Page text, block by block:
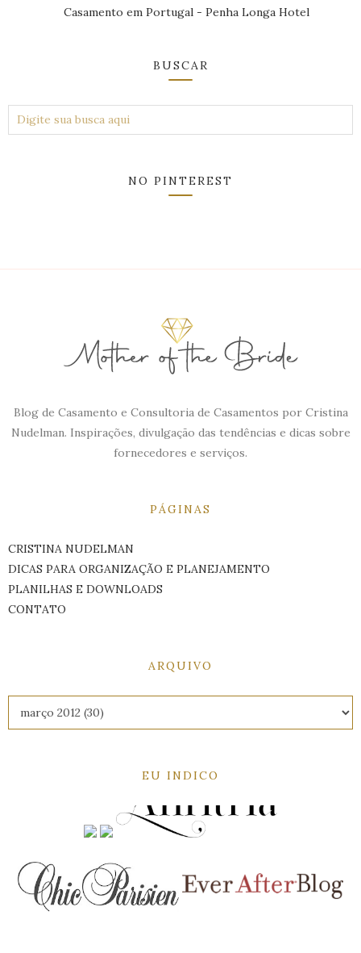
Casamento em Portugal - Penha Longa Hotel
BUSCAR
NO PINTEREST
Blog de Casamento e Consultoria de Casamentos por Cristina
Nudelman. Inspirações, divulgação das tendências e dicas sobre
fornecedores e serviços.
PÁGINAS
CRISTINA NUDELMAN
DICAS PARA ORGANIZAÇÃO E PLANEJAMENTO
PLANILHAS E DOWNLOADS
CONTATO
ARQUIVO
EU INDICO